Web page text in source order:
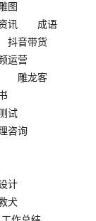
图
讯
成语
抖音带货
运营
雕龙客
试
咨询
计
犬